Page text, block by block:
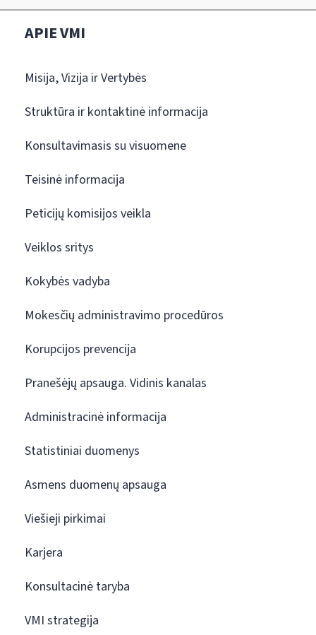
APIE VMI
Misija, Vizija ir Vertybės
Struktūra ir kontaktinė informacija
Konsultavimasis su visuomene
Teisinė informacija
Peticijų komisijos veikla
Veiklos sritys
Kokybės vadyba
Mokesčių administravimo procedūros
Korupcijos prevencija
Pranešėjų apsauga. Vidinis kanalas
Administracinė informacija
Statistiniai duomenys
Asmens duomenų apsauga
Viešieji pirkimai
Karjera
Konsultacinė taryba
VMI strategija